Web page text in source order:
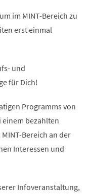
im MINT-Bereich zu
erst einmal
und
für Dich!
Programms von
einem bezahlten
Bereich an der
Interessen und
Infoveranstaltung,